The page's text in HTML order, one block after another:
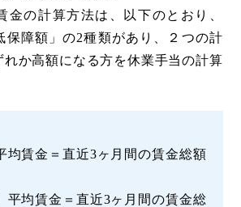
金の計算方法は、以下のとおり、
保障額」の2種類があり、２つの計
か高額になる方を休業手当の計算
賃金＝直近3ヶ月間の賃金総額
平均賃金＝直近3ヶ月間の賃金総